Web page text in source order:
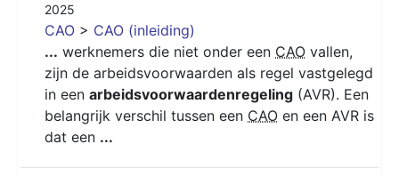
2025
CAO > CAO (inleiding)
... werknemers die niet onder een CAO vallen,
zijn de arbeidsvoorwaarden als regel vastgelegd
in een arbeidsvoorwaardenregeling (AVR). Een
belangrijk verschil tussen een CAO en een AVR is
dat een ...